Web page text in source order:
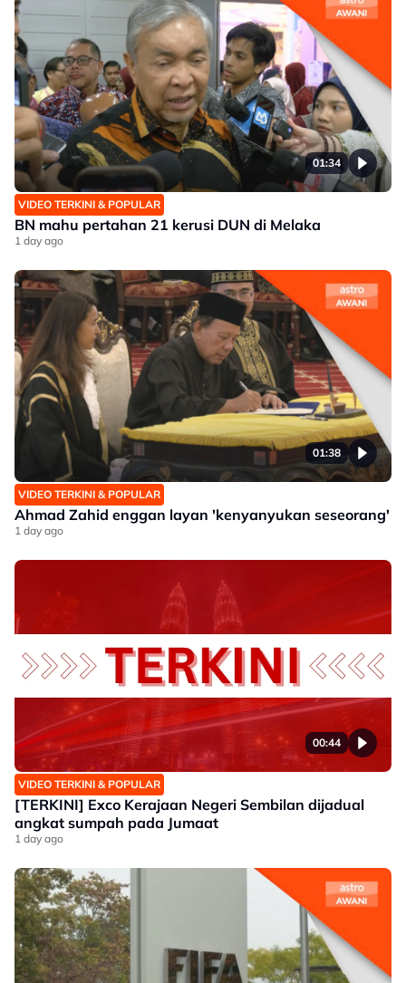
01:34
VIDEO TERKINI & POPULAR
BN mahu pertahan 21 kerusi DUN di Melaka
1 day ago
01:38
VIDEO TERKINI & POPULAR
Ahmad Zahid enggan layan 'kenyanyukan seseorang'
1 day ago
00:44
VIDEO TERKINI & POPULAR
[TERKINI] Exco Kerajaan Negeri Sembilan dijadual
angkat sumpah pada Jumaat
1 day ago